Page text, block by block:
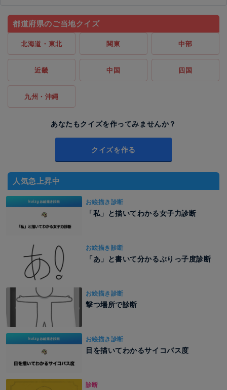
都道府県のご当地クイズ
北海道・東北 関東 中部
近畿 中国 四国
九州・沖縄
あなたもクイズを作ってみませんか？
クイズを作る
人気急上昇中
お絵描き診断
「私」と描いてわかる女子力診断
お絵描き診断
「あ」と書いて分かるぶりっ子度診断
お絵描き診断
撃つ場所で診断
お絵描き診断
目を描いてわかるサイコパス度
診断